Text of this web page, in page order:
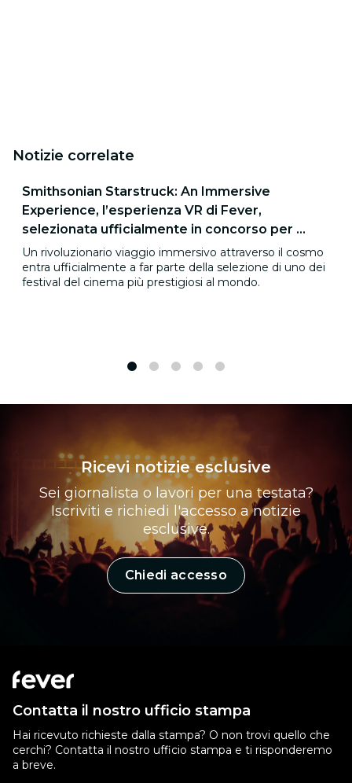
Notizie correlate
Smithsonian Starstruck: An Immersive
Experience, l’esperienza VR di Fever,
selezionata ufficialmente in concorso per ...
Un rivoluzionario viaggio immersivo attraverso il cosmo
entra ufficialmente a far parte della selezione di uno dei
festival del cinema più prestigiosi al mondo.
Ricevi notizie esclusive
Sei giornalista o lavori per una testata?
Iscriviti e richiedi l'accesso a notizie
esclusive.
Chiedi accesso
Contatta il nostro ufficio stampa
Hai ricevuto richieste dalla stampa? O non trovi quello che
cerchi? Contatta il nostro ufficio stampa e ti risponderemo
a breve.